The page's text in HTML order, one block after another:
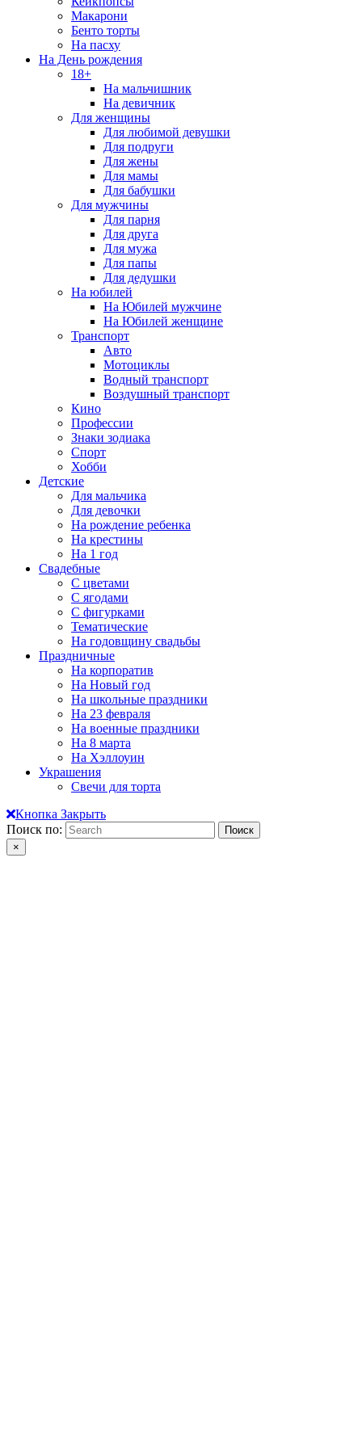
Макарони
Бенто торты
На пасху
На День рождения
18+
На мальчишник
На девичник
Для женщины
Для любимой девушки
Для подруги
Для жены
Для мамы
Для бабушки
Для мужчины
Для парня
Для друга
Для мужа
Для папы
Для дедушки
На юбилей
На Юбилей мужчине
На Юбилей женщине
Транспорт
Авто
Мотоциклы
Водный транспорт
Воздушный транспорт
Кино
Профессии
Знаки зодиака
Спорт
Хобби
Детские
Для мальчика
Для девочки
На рождение ребенка
На крестины
На 1 год
Свадебные
С цветами
С ягодами
С фигурками
Тематические
На годовщину свадьбы
Праздничные
На корпоратив
На Новый год
На школьные праздники
На 23 февраля
На военные праздники
На 8 марта
На Хэллоуин
Украшения
Свечи для торта
Кнопка Закрыть
Поиск по:
×